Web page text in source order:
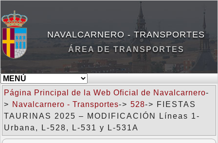
NAVALCARNERO - TRANSPORTES
ÁREA DE TRANSPORTES
Página Principal de la Web Oficial de Navalcarnero-
> Navalcarnero - Transportes-> 528-> FIESTAS
TAURINAS 2025 – MODIFICACIÓN Líneas 1-
Urbana, L-528, L-531 y L-531A